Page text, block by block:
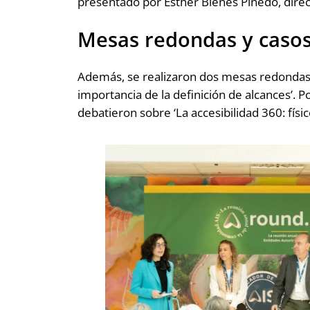
Mesas redondas y
Además, se realizaron dos mesas
importancia de la definición de alcances’.
debatieron sobre ‘La accesibilidad 360: